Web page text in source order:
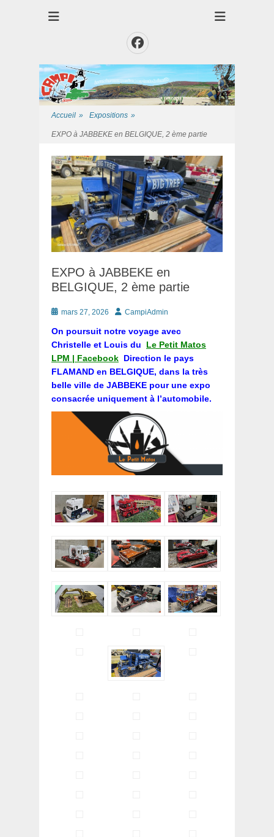
Club CAMPI
Facebook
Accueil » Expositions »
EXPO à JABBEKE en BELGIQUE, 2 ème partie
EXPO à JABBEKE en
BELGIQUE, 2 ème partie
Postémars 27, 2026 AuteurCampiAdmin
On poursuit notre voyage avec
Christelle et Louis du
Le Petit Matos
LPM | Facebook Direction le pays
FLAMAND en BELGIQUE, dans la très
belle ville de JABBEKE pour une expo
consacrée uniquement à l’automobile.